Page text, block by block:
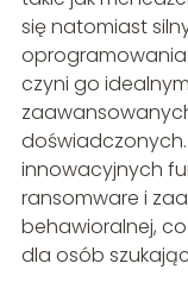
się natomiast
oprogramowania
czyni go
doświadczonych.
innowacyjnych
ransomware i
behawioralnej,
dla osób